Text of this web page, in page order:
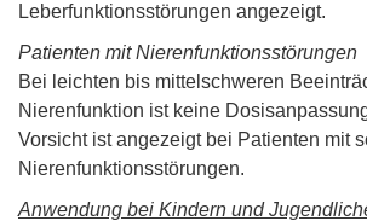
Leberfunktionsstörungen angezeigt.
Patienten mit Nierenfunktionsstörungen
Bei leichten bis mittelschweren
Nierenfunktion ist keine
Vorsicht ist angezeigt bei Patienten mit
Nierenfunktionsstörungen.
Anwendung bei Kindern und